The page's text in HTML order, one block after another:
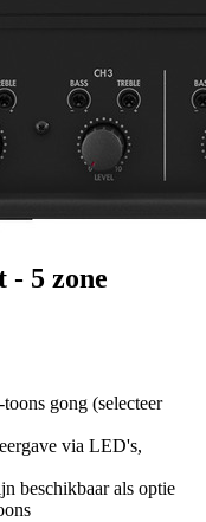
- 5 zone
gong (selecteer
via LED's,
beschikbaar als optie